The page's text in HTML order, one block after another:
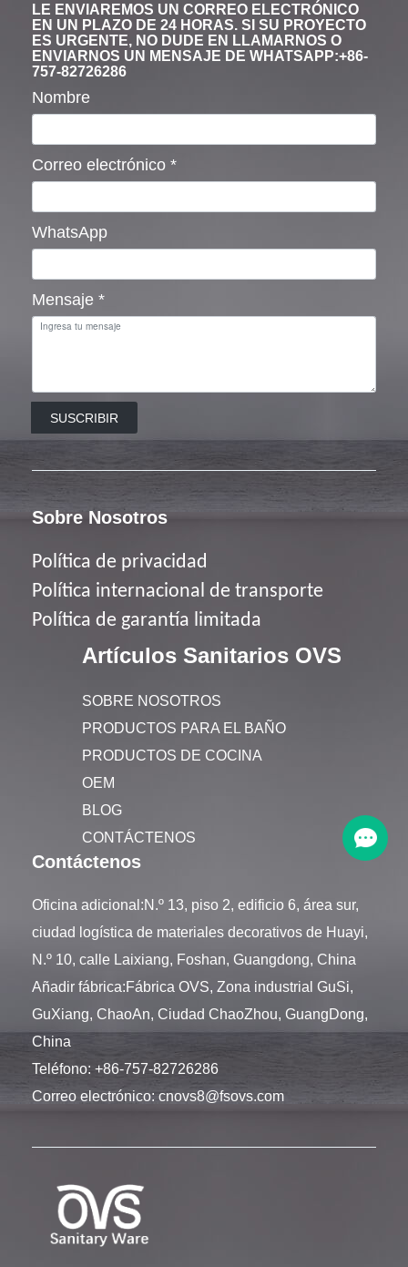
LE ENVIAREMOS UN CORREO ELECTRÓNICO
EN UN PLAZO DE 24 HORAS. SI SU PROYECTO
ES URGENTE, NO DUDE EN LLAMARNOS O
ENVIARNOS UN MENSAJE DE WHATSAPP:+86-
757-82726286
Nombre
Correo electrónico *
WhatsApp
Mensaje *
SUSCRIBIR
Sobre Nosotros
Política de privacidad
Política internacional de transporte
Política de garantía limitada
Artículos Sanitarios OVS
SOBRE NOSOTROS
PRODUCTOS PARA EL BAÑO
PRODUCTOS DE COCINA
OEM
BLOG
CONTÁCTENOS
Contáctenos
Oficina adicional:N.º 13, piso 2, edificio 6, área sur,
ciudad logística de materiales decorativos de Huayi,
N.º 10, calle Laixiang, Foshan, Guangdong, China
Añadir fábrica:Fábrica OVS, Zona industrial GuSi,
GuXiang, ChaoAn, Ciudad ChaoZhou, GuangDong,
China
Teléfono: +86-757-82726286
Correo electrónico: cnovs8@fsovs.com